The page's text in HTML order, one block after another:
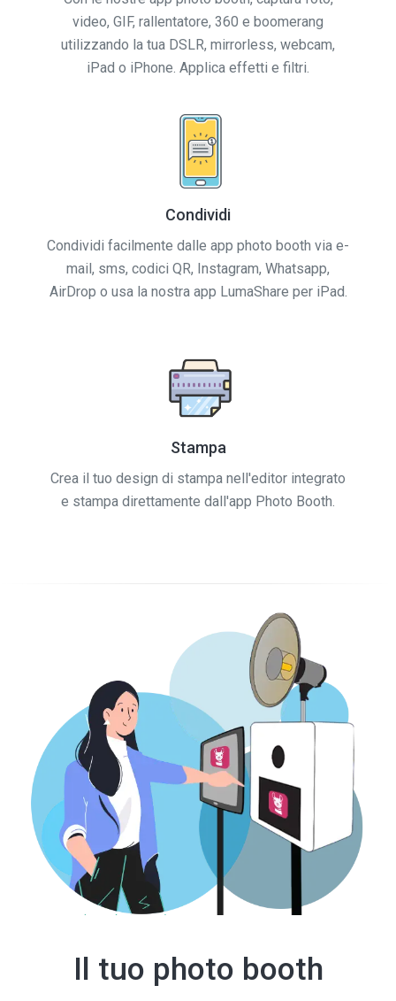
video, GIF, rallentatore, 360 e boomerang
utilizzando la tua DSLR, mirrorless, webcam,
iPad o iPhone. Applica effetti e filtri.
Condividi
Condividi facilmente dalle app photo booth via e-
mail, sms, codici QR, Instagram, Whatsapp,
AirDrop o usa la nostra app LumaShare per iPad.
Stampa
Crea il tuo design di stampa nell'editor integrato
e stampa direttamente dall'app Photo Booth.
Il tuo photo booth